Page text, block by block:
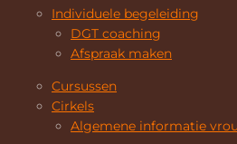
Individuele begeleiding
DGT coaching
Afspraak maken
Cursussen
Cirkels
Algemene informatie